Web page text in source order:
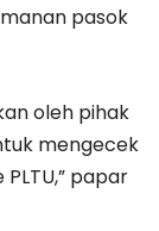
pasok
oleh pihak
mengecek
papar